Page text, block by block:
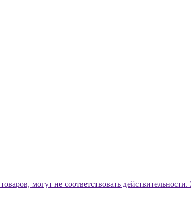
могут не соответствовать